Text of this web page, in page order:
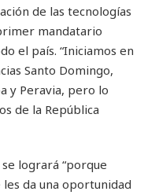
de las tecnologías
mandatario
el país. “Iniciamos en
Santo Domingo,
y Peravia, pero lo
de la República
logrará “porque
da una oportunidad